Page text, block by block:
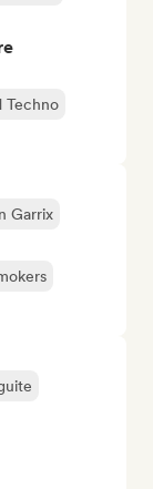
Techno
Garrix